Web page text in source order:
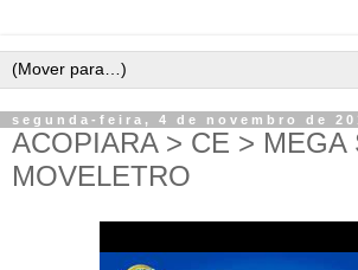
segunda-feira, 4 de novembro de
ACOPIARA > CE > MEGA
MOVELETRO